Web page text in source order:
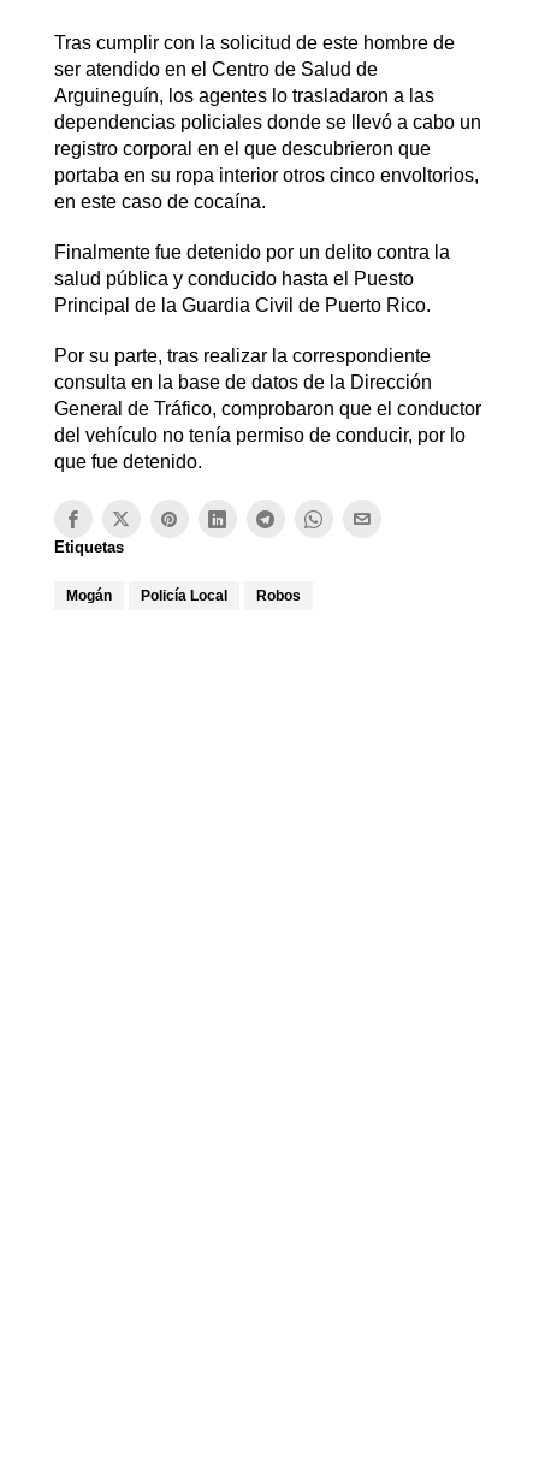
Tras cumplir con la solicitud de este hombre de
ser atendido en el Centro de Salud de
Arguineguín, los agentes lo trasladaron a las
dependencias policiales donde se llevó a cabo un
registro corporal en el que descubrieron que
portaba en su ropa interior otros cinco envoltorios,
en este caso de cocaína.
Finalmente fue detenido por un delito contra la
salud pública y conducido hasta el Puesto
Principal de la Guardia Civil de Puerto Rico.
Por su parte, tras realizar la correspondiente
consulta en la base de datos de la Dirección
General de Tráfico, comprobaron que el conductor
del vehículo no tenía permiso de conducir, por lo
que fue detenido.
Etiquetas
Mogán Policía Local Robos